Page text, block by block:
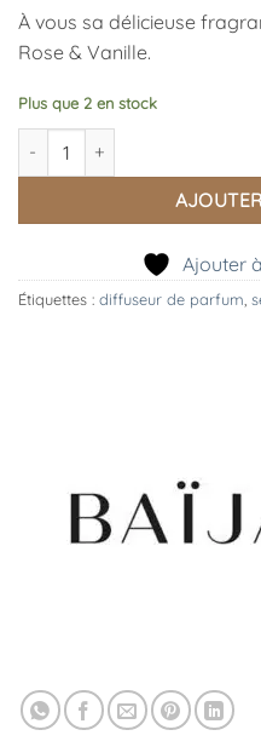
À vous sa délicieuse
Rose & Vanille.
Plus que 2 en stock
quantité de Recharge
Ajouter
Étiquettes : diffuseur de parfum